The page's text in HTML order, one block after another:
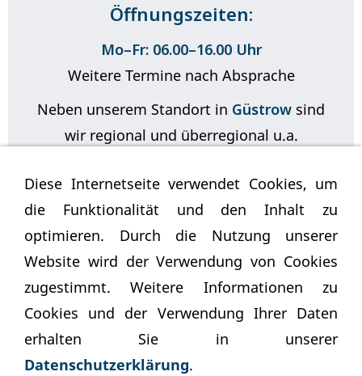
Öffnungszeiten:
Mo–Fr: 06.00–16.00 Uhr
Weitere Termine nach Absprache
Neben unserem Standort in Güstrow sind
wir regional und überregional u.a.
oderWismartätig!
Besuchen Sie uns auf Instagram
Diese Internetseite verwendet Cookies, um
die Funktionalität und den Inhalt zu
optimieren. Durch die Nutzung unserer
Website wird der Verwendung von Cookies
zugestimmt. Weitere Informationen zu
Cookies und der Verwendung Ihrer Daten
erhalten Sie in unserer
Datenschutzerklärung.